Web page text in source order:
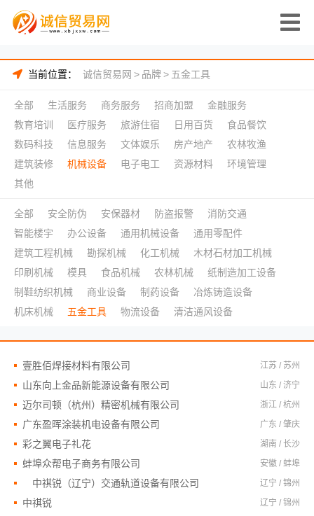
当前位置： 诚信贸易网 > 品牌> 五金工具
全部 生活服务 商务服务 招商加盟
金融服务
教育培训
医疗服务 旅游住宿 日用百货
食品餐饮
数码科技
信息服务 文体娱乐 房产地产
农林牧渔
建筑装修
机械设备 电子电工 资源材料
环境管理
其他
全部 安全防伪 安保器材 防盗报警
消防交通
智能楼宇
办公设备 通用机械设备
通用零配件
建筑工程机械
勘探机械 化工机械
木材石材加工机械
印刷机械
模具 食品机械 农林机械
纸制造加工设备
制鞋纺织机械
商业设备 制药设备
冶炼铸造设备
机床机械
五金工具 物流设备 清洁通风设备
壹胜佰焊接材料有限公司 江苏 / 苏州
山东向上金品新能源设备有限公司 山东 / 济宁
迈尔司顿（杭州）精密机械有限公司 浙江 / 杭州
广东盈晖涂装机电设备有限公司 广东 / 肇庆
彩之翼电子礼花 湖南 / 长沙
蚌埠众帮电子商务有限公司 安徽 / 蚌埠
中祺锐（辽宁）交通轨道设备有限公司 辽宁 / 锦州
中祺锐 辽宁 / 锦州